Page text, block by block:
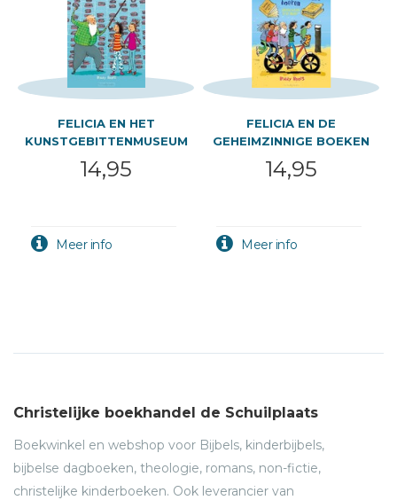
FELICIA EN HET
KUNSTGEBITTENMUSEUM
14,95
FELICIA EN DE
GEHEIMZINNIGE BOEKEN
14,95
Christelijke boekhandel de Schuilplaats
Boekwinkel en webshop voor Bijbels, kinderbijbels,
bijbelse dagboeken, theologie, romans, non-fictie,
christelijke kinderboeken. Ook leverancier van